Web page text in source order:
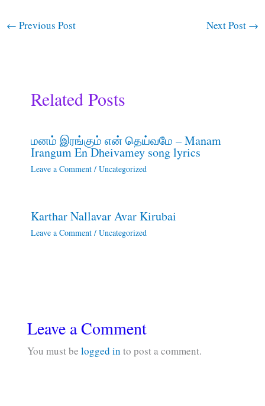
← Previous Post Next Post →
Related Posts
மனம் இரங்கும் என் தெய்வமே – Manam
Irangum En Dheivamey song lyrics
Leave a Comment / Uncategorized
Karthar Nallavar Avar Kirubai
Leave a Comment / Uncategorized
Leave a Comment
You must be logged in to post a comment.